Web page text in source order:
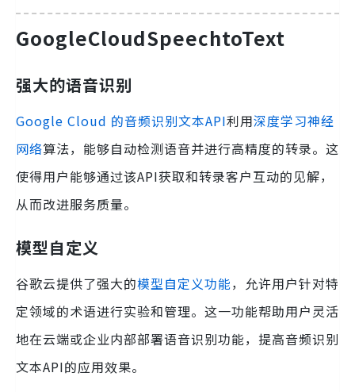
GoogleCloudSpeechtoText
强大的语音识别
Google Cloud 的音频识别文本API利用深度学习神经
网络算法，能够自动检测语音并进行高精度的转录。这
使得用户能够通过该API获取和转录客户互动的见解，
从而改进服务质量。
模型自定义
谷歌云提供了强大的模型自定义功能，允许用户针对特
定领域的术语进行实验和管理。这一功能帮助用户灵活
地在云端或企业内部部署语音识别功能，提高音频识别
文本API的应用效果。